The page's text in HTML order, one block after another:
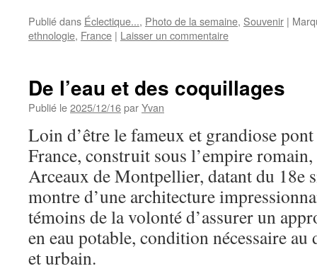
Publié dans Éclectique..., Photo de la semaine, Souvenir |
ethnologie, France | Laisser un commentaire
De l’eau et des coquillages
Publié le2025/12/16parYvan
Loin d’être le fameux et grandiose
France, construit sous l’empire romain,
Arceaux de Montpellier, datant du 18e
montre d’une architecture
témoins de la volonté d’assurer un
en eau potable, condition nécessaire
et urbain.